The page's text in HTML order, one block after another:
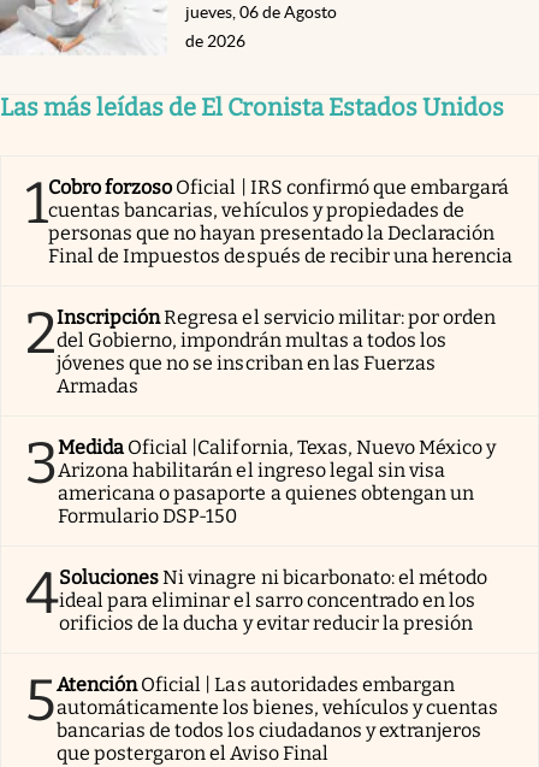
jueves, 06 de Agosto
de 2026
Las más leídas de El Cronista Estados Unidos
1Cobro forzoso Oficial | IRS confirmó que embargará
cuentas bancarias, vehículos y propiedades de
personas que no hayan presentado la Declaración
Final de Impuestos después de recibir una herencia
2InscripciónRegresa el servicio militar: por orden
del Gobierno, impondrán multas a todos los
jóvenes que no se inscriban en las Fuerzas
Armadas
3Medida Oficial |California, Texas, Nuevo México y
Arizona habilitarán el ingreso legal sin visa
americana o pasaporte a quienes obtengan un
Formulario DSP-150
4SolucionesNi vinagre ni bicarbonato: el método
ideal para eliminar el sarro concentrado en los
orificios de la ducha y evitar reducir la presión
5AtenciónOficial | Las autoridades embargan
automáticamente los bienes, vehículos y cuentas
bancarias de todos los ciudadanos y extranjeros
que postergaron el Aviso Final